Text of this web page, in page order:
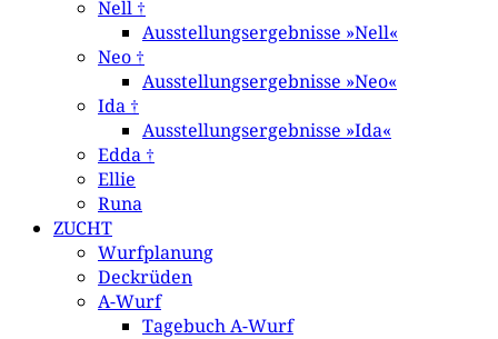
Nell †
Ausstellungsergebnisse »Nell«
Neo †
Ausstellungsergebnisse »Neo«
Ida †
Ausstellungsergebnisse »Ida«
Edda †
Ellie
Runa
ZUCHT
Wurfplanung
Deckrüden
A-Wurf
Tagebuch A-Wurf